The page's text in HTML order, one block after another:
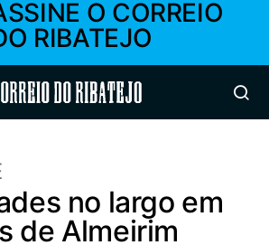
O CORREIO
RIBATEJO
do Ribatejo
no largo em
de Almeirim